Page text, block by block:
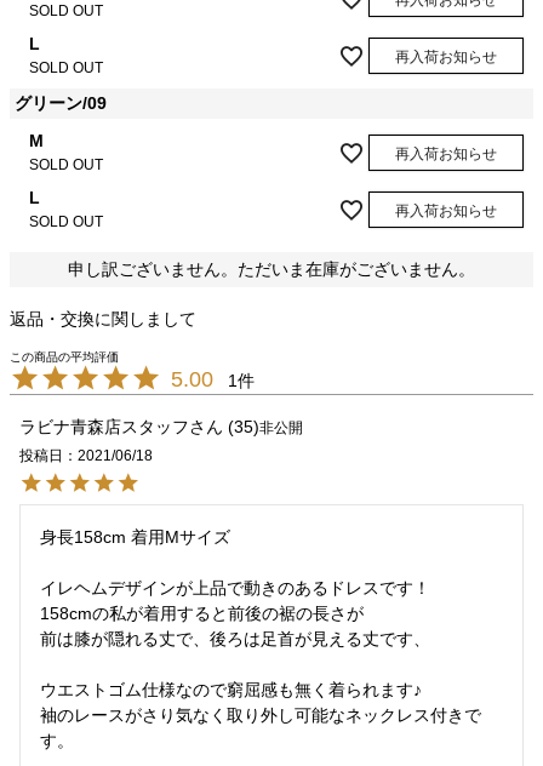
SOLD OUT
L
SOLD OUT
再入荷お知らせ
グリーン/09
M
SOLD OUT
再入荷お知らせ
L
SOLD OUT
再入荷お知らせ
申し訳ございません。ただいま在庫がございません。
返品・交換に関しまして
5.00 1
ラビナ青森店スタッフ 35 非公開
投稿日
2021/06/18
身長158cm 着用Mサイズ
イレヘムデザインが上品で動きのあるドレスです！
158cmの私が着用すると前後の裾の長さが
前は膝が隠れる丈で、後ろは足首が見える丈です、
ウエストゴム仕様なので窮屈感も無く着られます♪
袖のレースがさり気なく取り外し可能なネックレス付きで
す。